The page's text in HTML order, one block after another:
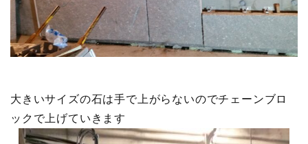
大きいサイズの石は手で上がらないのでチェーンブロ
ックで上げていきます